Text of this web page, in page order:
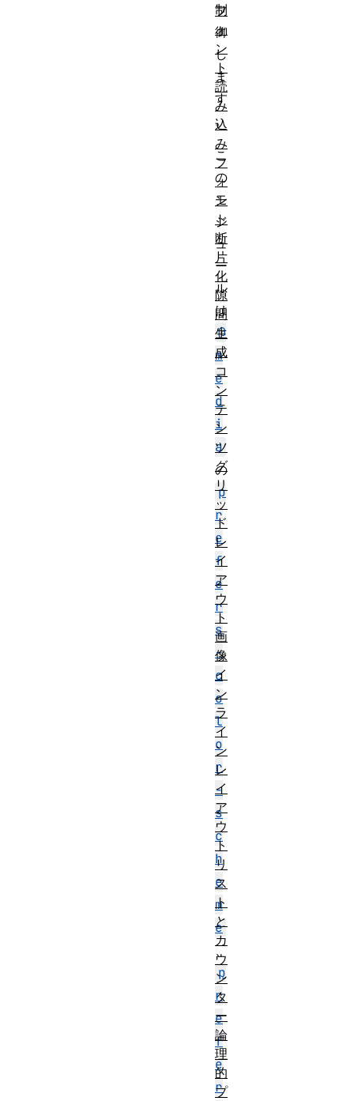
制
御
し
ま
す
。
こ
の
モ
ジ
ュ
ー
ル
は
@
m
e
d
i
a
の
p
r
e
f
e
r
s
-
c
o
l
o
r
-
s
c
h
e
m
e
、
p
r
e
f
e
r
フ
ォ
ン
ト
読
み
込
み
フ
ォ
ン
ト
断
片
化
隙
間
生
成
コ
ン
テ
ン
ツ
グ
リ
ッ
ド
レ
イ
ア
ウ
ト
画
像
イ
ン
ラ
イ
ン
レ
イ
ア
ウ
ト
リ
ス
ト
と
カ
ウ
ン
タ
ー
論
理
的
プ